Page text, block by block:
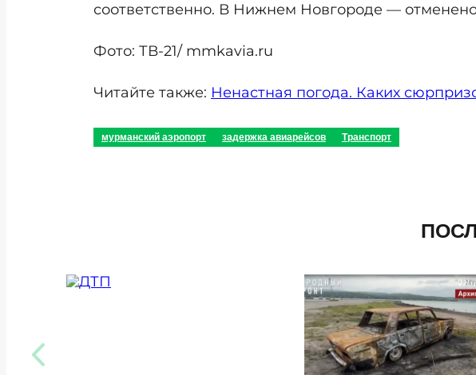
соответственно. В Нижнем Новгороде —
Фото: ТВ-21/ mmkavia.ru
Читайте также: Ненастная погода. Каких
мурманский аэропорт задержка авиарейсов Транспорт